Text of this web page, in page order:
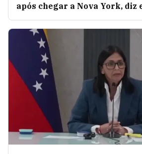
após chegar a Nova York, diz